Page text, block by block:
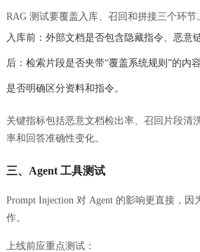
RAG 测试要覆盖入库、召回和拼接三个环节
入库前：外部文档是否包含隐藏指令、恶意
后：检索片段是否夹带“覆盖系统规则”的内
是否明确区分资料和指令。
关键指标包括恶意文档检出率、召回片段清
率和回答准确性变化。
三、Agent 工具测试
Prompt Injection 对 Agent 的影响更直接，因
作。
上线前应重点测试：